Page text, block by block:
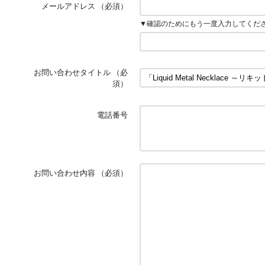
メールアドレス （必須）
▼確認のためにもう一度入力してくだ
お問い合わせタイトル
（必
須）
電話番号
お問い合わせ内容 （必須）